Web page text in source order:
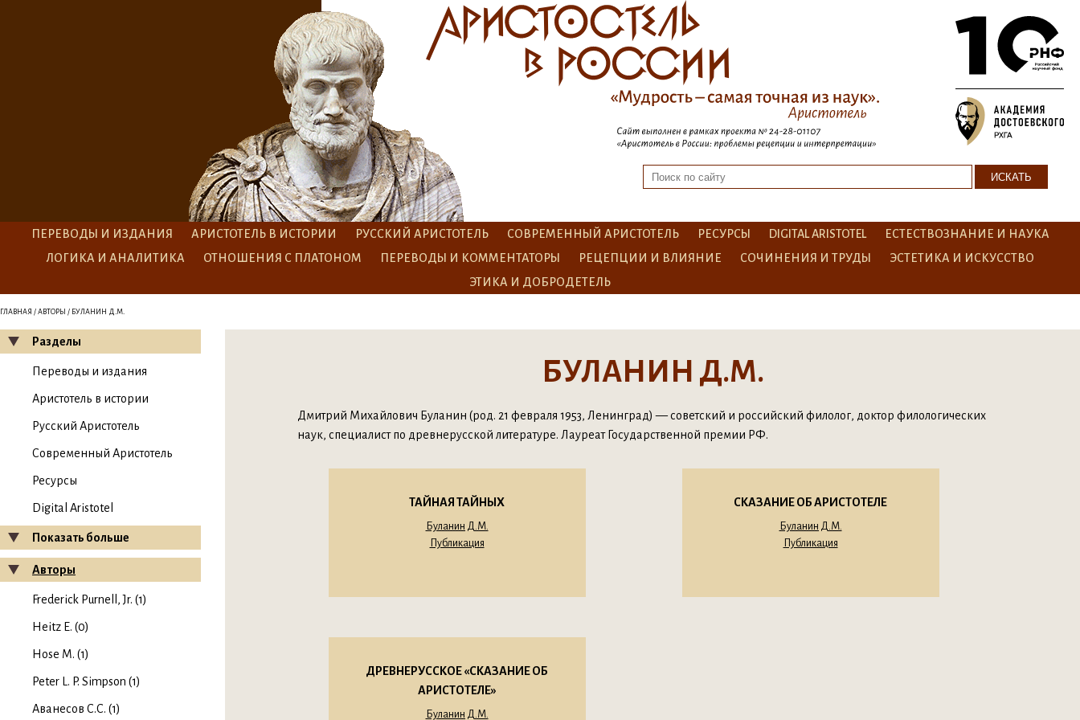
ПЕРЕВОДЫ И ИЗДАНИЯ АРИСТОТЕЛЬ В ИСТОРИИ РУССКИЙ АРИСТОТЕЛЬ СОВРЕМЕННЫЙ АРИСТОТЕЛЬ РЕСУРСЫ DIGITAL ARISTOTEL
ЕСТЕСТВОЗНАНИЕ И НАУКА
ЛОГИКА И АНАЛИТИКА
ОТНОШЕНИЯ С ПЛАТОНОМ ПЕРЕВОДЫ И КОММЕНТАТОРЫ РЕЦЕПЦИИ И ВЛИЯНИЕ СОЧИНЕНИЯ И ТРУДЫ
ЭСТЕТИКА И ИСКУССТВО
ЭТИКА И ДОБРОДЕТЕЛЬ
ГЛАВНАЯ / АВТОРЫ / БУЛАНИН Д.М.
Разделы
Переводы и издания
Аристотель в истории
Русский Аристотель
Современный Аристотель
Ресурсы
Digital Aristotel
Показать больше
Авторы
Frederick Purnell, Jr. (1)
Heitz E. (0)
Hose M. (1)
Peter L. P. Simpson (1)
Аванесов С.С. (1)
БУЛАНИН Д.М.
Дмитрий Михайлович Буланин (род. 21 февраля 1953, Ленинград) — советский и российский филолог, доктор филологических
наук, специалист по древнерусской литературе. Лауреат Государственной премии РФ.
ТАЙНАЯ ТАЙНЫХ
Буланин Д.М.
Публикация
СКАЗАНИЕ ОБ АРИСТОТЕЛЕ
Буланин Д.М.
Публикация
ДРЕВНЕРУССКОЕ «СКАЗАНИЕ ОБ
АРИСТОТЕЛЕ»
Буланин Д.М.